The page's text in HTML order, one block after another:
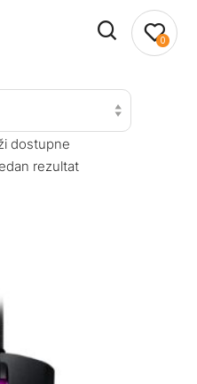
0
dostupne
rezultat